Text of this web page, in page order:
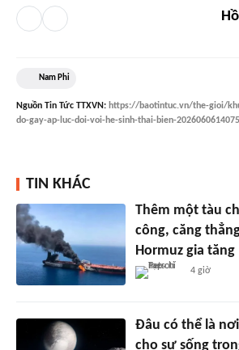
Nam Phi
Nguồn Tin Tức TTXVN: https://baotintuc.vn/the-gioi/
do-gay-ap-luc-doi-voi-he-sinh-thai-bien-
TIN KHÁC
Thêm một tàu
công, căng
Hormuz gia tăng
4 giờ
Đâu có thể là
cho sự sống